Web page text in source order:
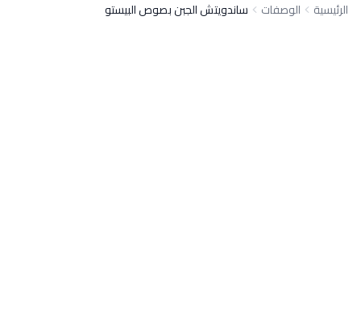
الرئيسية الوصفات ساندويتش الجبن بصوص البيستو